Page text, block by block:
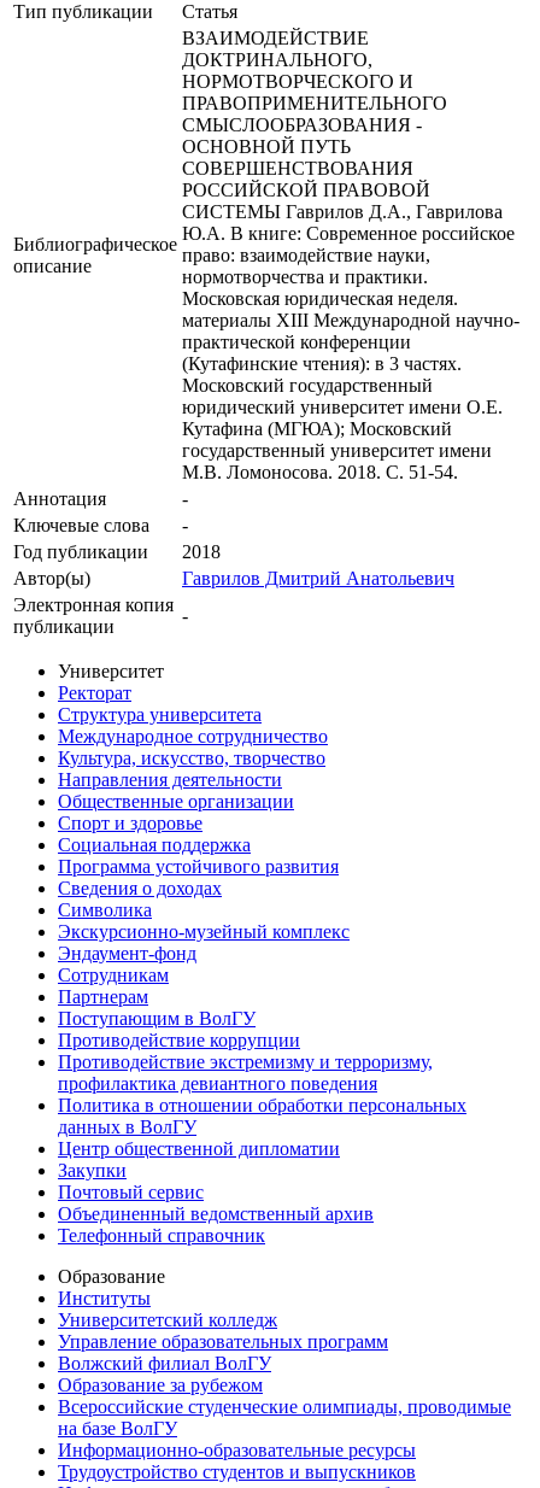
Тип публикации
Статья
Библиографическое
описание
ВЗАИМОДЕЙСТВИЕ
ДОКТРИНАЛЬНОГО,
НОРМОТВОРЧЕСКОГО И
ПРАВОПРИМЕНИТЕЛЬНОГО
СМЫСЛООБРАЗОВАНИЯ -
ОСНОВНОЙ ПУТЬ
СОВЕРШЕНСТВОВАНИЯ
РОССИЙСКОЙ ПРАВОВОЙ
СИСТЕМЫ Гаврилов Д.А., Гаврилова
Ю.А. В книге: Современное российское
право: взаимодействие науки,
нормотворчества и практики.
Московская юридическая неделя.
материалы XIII Международной научно-
практической конференции
(Кутафинские чтения): в 3 частях.
Московский государственный
юридический университет имени О.Е.
Кутафина (МГЮА); Московский
государственный университет имени
М.В. Ломоносова. 2018. С. 51-54.
Аннотация
-
Ключевые cлова
-
Год публикации
2018
Автор(ы)
Гаврилов Дмитрий Анатольевич
Электронная копия
публикации
-
Университет
Ректорат
Структура университета
Международное сотрудничество
Культура, искусство, творчество
Направления деятельности
Общественные организации
Спорт и здоровье
Социальная поддержка
Программа устойчивого развития
Сведения о доходах
Символика
Экскурсионно-музейный комплекс
Эндаумент-фонд
Сотрудникам
Партнерам
Поступающим в ВолГУ
Противодействие коррупции
Противодействие экстремизму и терроризму,
профилактика девиантного поведения
Политика в отношении обработки персональных
данных в ВолГУ
Центр общественной дипломатии
Закупки
Почтовый сервис
Объединенный ведомственный архив
Телефонный справочник
Образование
Институты
Университетский колледж
Управление образовательных программ
Волжский филиал ВолГУ
Образование за рубежом
Всероссийские студенческие олимпиады, проводимые
на базе ВолГУ
Информационно-образовательные ресурсы
Трудоустройство студентов и выпускников